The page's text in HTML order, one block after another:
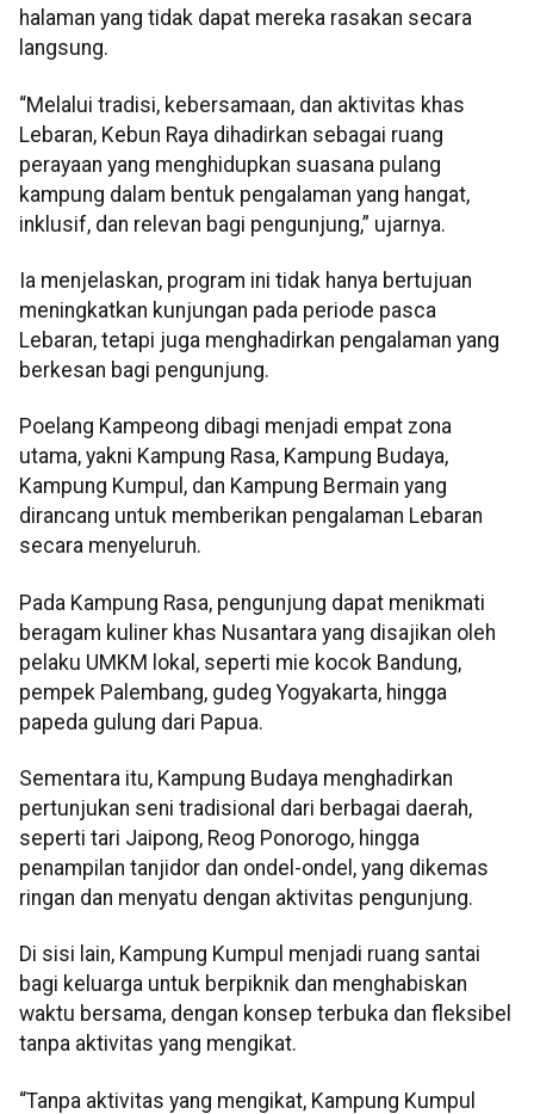
halaman yang tidak dapat mereka rasakan secara
langsung.
“Melalui tradisi, kebersamaan, dan aktivitas khas
Lebaran, Kebun Raya dihadirkan sebagai ruang
perayaan yang menghidupkan suasana pulang
kampung dalam bentuk pengalaman yang hangat,
inklusif, dan relevan bagi pengunjung,” ujarnya.
Ia menjelaskan, program ini tidak hanya bertujuan
meningkatkan kunjungan pada periode pasca
Lebaran, tetapi juga menghadirkan pengalaman yang
berkesan bagi pengunjung.
Poelang Kampeong dibagi menjadi empat zona
utama, yakni Kampung Rasa, Kampung Budaya,
Kampung Kumpul, dan Kampung Bermain yang
dirancang untuk memberikan pengalaman Lebaran
secara menyeluruh.
Pada Kampung Rasa, pengunjung dapat menikmati
beragam kuliner khas Nusantara yang disajikan oleh
pelaku UMKM lokal, seperti mie kocok Bandung,
pempek Palembang, gudeg Yogyakarta, hingga
papeda gulung dari Papua.
Sementara itu, Kampung Budaya menghadirkan
pertunjukan seni tradisional dari berbagai daerah,
seperti tari Jaipong, Reog Ponorogo, hingga
penampilan tanjidor dan ondel-ondel, yang dikemas
ringan dan menyatu dengan aktivitas pengunjung.
Di sisi lain, Kampung Kumpul menjadi ruang santai
bagi keluarga untuk berpiknik dan menghabiskan
waktu bersama, dengan konsep terbuka dan fleksibel
tanpa aktivitas yang mengikat.
“Tanpa aktivitas yang mengikat, Kampung Kumpul